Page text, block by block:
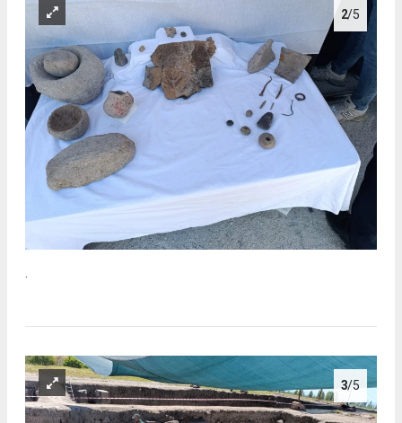
2/5
.
3/5